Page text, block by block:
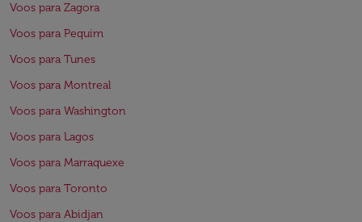
Voos para Zagora
Voos para Pequim
Voos para Tunes
Voos para Montreal
Voos para Washington
Voos para Lagos
Voos para Marraquexe
Voos para Toronto
Voos para Abidjan